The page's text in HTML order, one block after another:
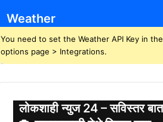
Weather
You need to set the Weather API Key in
options page > Integrations.
लोकशाही न्युज 24 – सविस्तर